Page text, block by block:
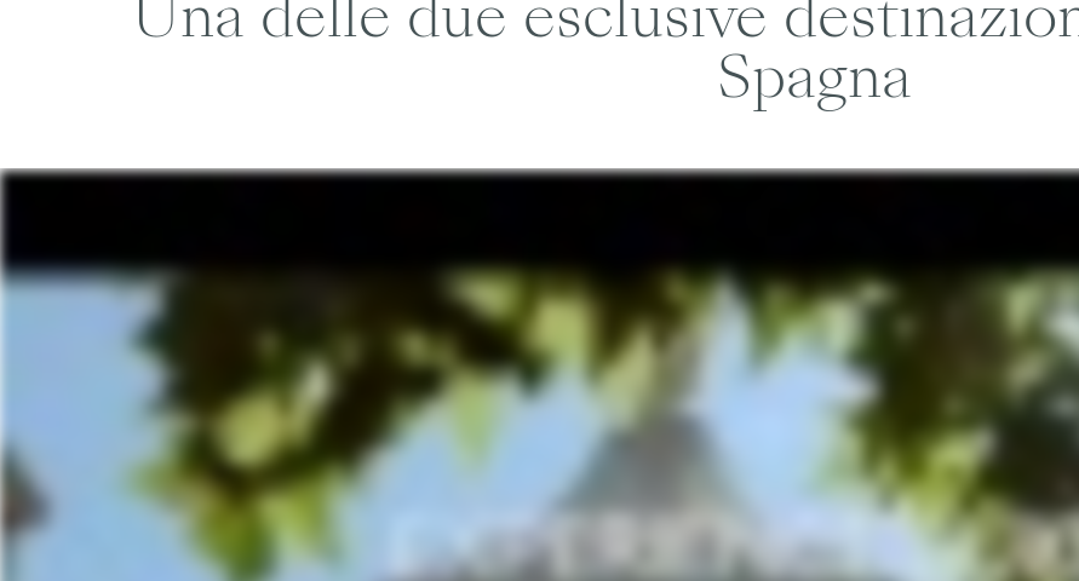
Una delle due esclusive
Spagna